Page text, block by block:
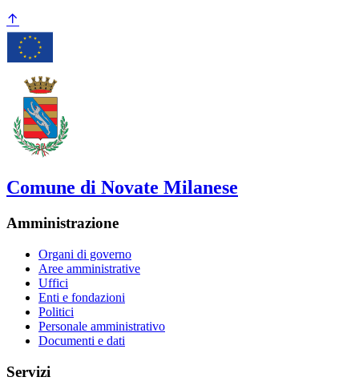
Comune di Novate Milanese
Amministrazione
Organi di governo
Aree amministrative
Uffici
Enti e fondazioni
Politici
Personale amministrativo
Documenti e dati
Servizi